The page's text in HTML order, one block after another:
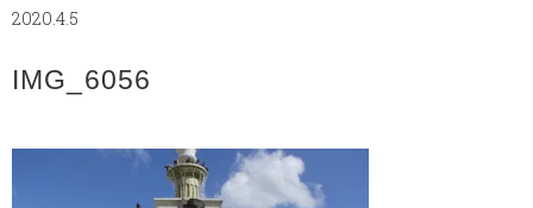
2020.4.5
IMG_6056